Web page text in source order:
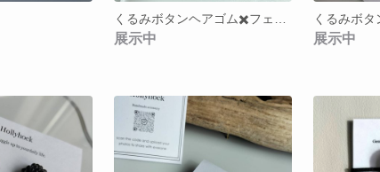
展示中 展示中